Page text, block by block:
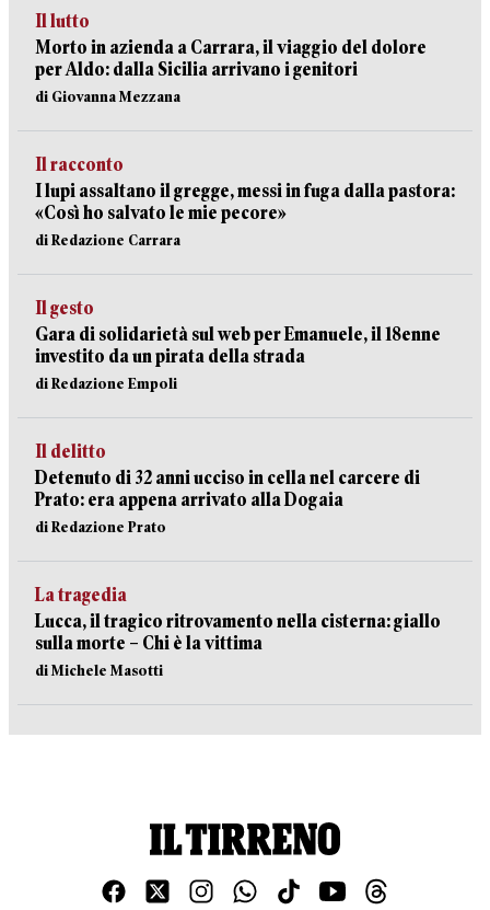
Il lutto
Morto in azienda a Carrara, il viaggio del dolore
per Aldo: dalla Sicilia arrivano i genitori
di Giovanna Mezzana
Il racconto
I lupi assaltano il gregge, messi in fuga dalla pastora:
«Così ho salvato le mie pecore»
di Redazione Carrara
Il gesto
Gara di solidarietà sul web per Emanuele, il 18enne
investito da un pirata della strada
di Redazione Empoli
Il delitto
Detenuto di 32 anni ucciso in cella nel carcere di
Prato: era appena arrivato alla Dogaia
di Redazione Prato
La tragedia
Lucca, il tragico ritrovamento nella cisterna: giallo
sulla morte – Chi è la vittima
di Michele Masotti